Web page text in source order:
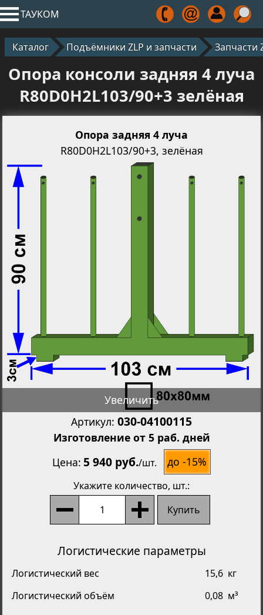
ТАУКОМ
Каталог Подъёмники ZLP и запчасти Запчасти
Опора консоли задняя 4 луча
R80D0H2L103/90+3 зелёная
Опора задняя 4 луча
R80D0H2L103/90+3, зелёная
Увеличить
Артикул: 030-04100115
Изготовление от 5 раб. дней
Цена 5 940 руб./шт. до -15%
Укажите количество, шт.:
Купить
Логистические параметры
Логистический вес 15,6 кг
Логистический объём
0,08 м³